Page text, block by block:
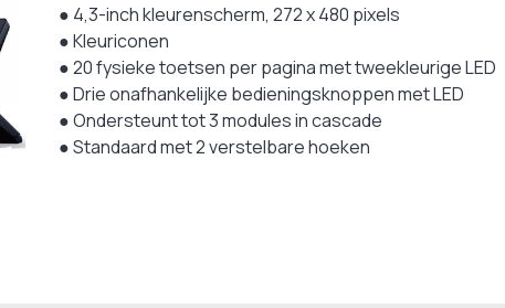
● 4,3-inch kleurenscherm, 272 x 480 pixels
● Kleuriconen
● 20 fysieke toetsen per pagina met tweekleurige LED
● Drie onafhankelijke bedieningsknoppen met LED
● Ondersteunt tot 3 modules in cascade
● Standaard met 2 verstelbare hoeken